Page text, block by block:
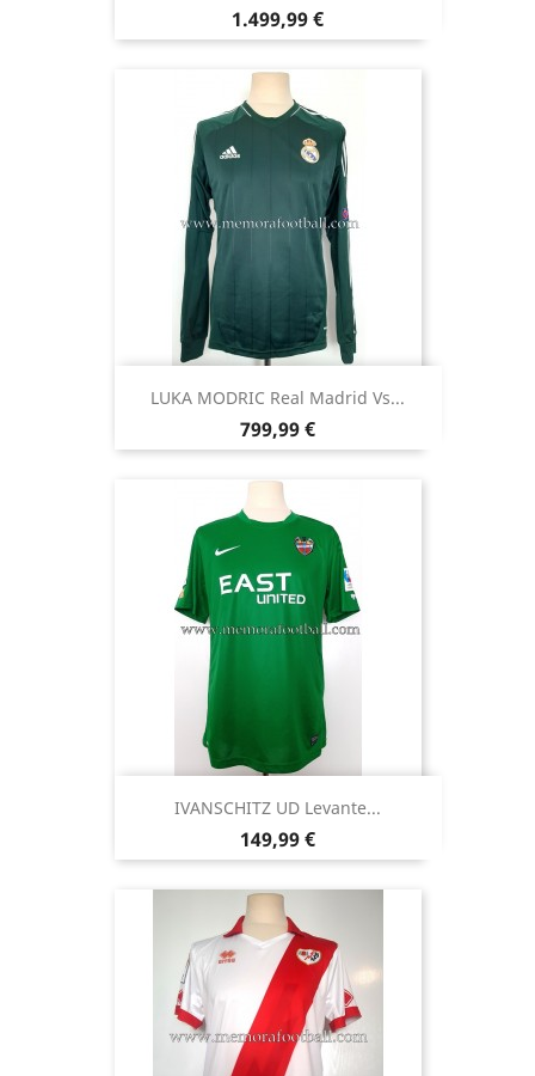
Precio
1.499,99 €
LUKA MODRIC Real Madrid Vs...
Precio
799,99 €
IVANSCHITZ UD Levante...
Precio
149,99 €